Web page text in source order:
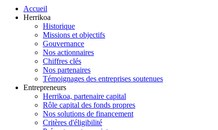
Accueil
Herrikoa
Historique
Missions et objectifs
Gouvernance
Nos actionnaires
Chiffres clés
Nos partenaires
Témoignages des entreprises soutenues
Entrepreneurs
Herrikoa, partenaire capital
Rôle capital des fonds propres
Nos solutions de financement
Critères d'éligibilité